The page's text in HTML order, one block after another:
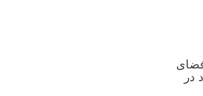
فضای
در